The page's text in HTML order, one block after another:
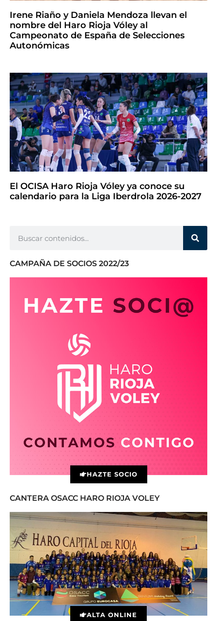
Irene Riaño y Daniela Mendoza llevan el
nombre del Haro Rioja Vóley al
Campeonato de España de Selecciones
Autonómicas
El OCISA Haro Rioja Vóley ya conoce su
calendario para la Liga Iberdrola 2026-2027
CAMPAÑA DE SOCIOS 2022/23
HAZTE SOCIO
CANTERA OSACC HARO RIOJA VOLEY
ALTA ONLINE